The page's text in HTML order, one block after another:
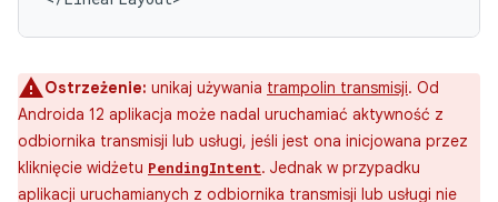
Ostrzeżenie: unikaj używania trampolin transmisji. Od
Androida 12 aplikacja może nadal uruchamiać aktywność z
odbiornika transmisji lub usługi, jeśli jest ona inicjowana przez
kliknięcie widżetu PendingIntent. Jednak w przypadku
aplikacji uruchamianych z odbiornika transmisji lub usługi nie